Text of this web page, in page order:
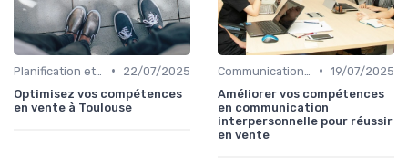
•
22/07/2025
Optimisez vos compétences
en vente à Toulouse
• 19/07/2025
Améliorer vos compétences
en communication
interpersonnelle pour réussir
en vente